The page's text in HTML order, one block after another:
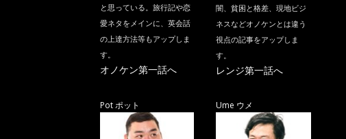
と思っている。旅行記や恋
愛ネタをメインに、英会話
の上達方法等もアップしま
す。
オノケン第一話へ
闇、貧困と格差、現地ビジ
ネスなどオノケンとは違う
視点の記事をアップしま
す。
レンジ第一話へ
Pot ポット Ume ウメ